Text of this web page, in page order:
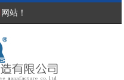
网站！